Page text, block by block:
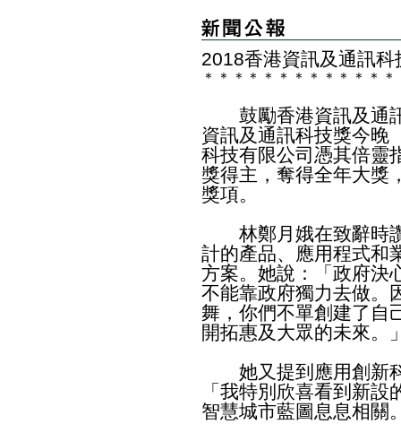
2018香港資訊及通訊
＊ ＊ ＊ ＊ ＊ ＊ ＊ ＊ ＊ ＊ ＊ ＊ ＊
鼓勵香港資訊及通訊
資訊及通訊科技獎今晚
科技有限公司憑其倍靈
獎得主，奪得全年大獎
獎項。
林鄭月娥在致辭時讚
計的產品、應用程式和
方案。她說：「政府決
不能靠政府獨力去做。
舞，你們不單創建了自
開拓惠及大眾的未來。
她又提到應用創新科
「我特別欣喜看到新
智慧城市藍圖息息相關